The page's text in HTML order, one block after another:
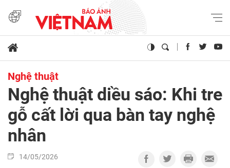
Nghệ thuật
Nghệ thuật diều sáo: Khi tre
gỗ cất lời qua bàn tay nghệ
nhân
14/05/2026